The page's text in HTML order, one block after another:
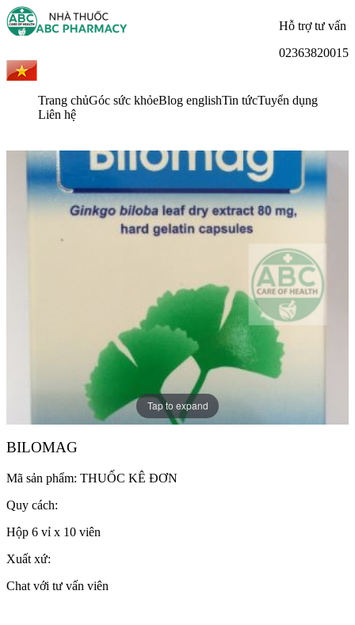
Hỗ trợ tư vấn
02363820015
Trang chủGóc sức khỏeBlog englishTin tứcTuyển dụng
Liên hệ
Tap to expand
BILOMAG
Mã sản phẩm: THUỐC KÊ ĐƠN
Quy cách:
Hộp 6 vỉ x 10 viên
Xuất xứ:
Chat với tư vấn viên